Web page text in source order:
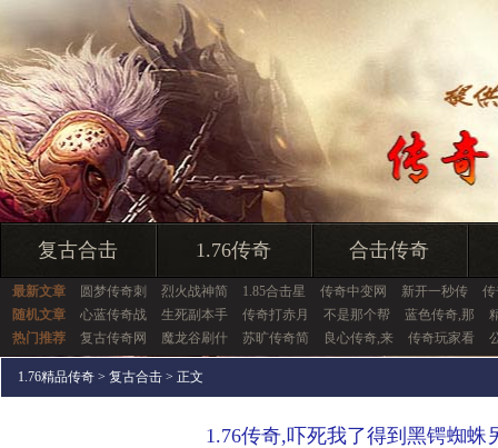
复古合击 1.76传奇 合击传奇
最新文章 圆梦传奇刺 烈火战神简 1.85合击星 传奇中变网 新开一秒传
随机文章
心蓝传奇战 生死副本手 传奇打赤月 不是那个帮 蓝色传奇,那
热门推荐
复古传奇网 魔龙谷刷什 苏旷传奇简 良心传奇,来 传奇玩家看
1.76精品传奇 > 复古合击 > 正文
1.76传奇,吓死我了得到黑锷蜘蛛